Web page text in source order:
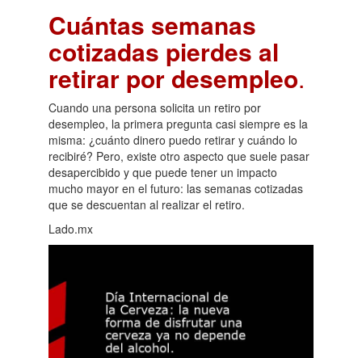
Cuántas semanas
cotizadas pierdes al
retirar por desempleo.
Cuando una persona solicita un retiro por
desempleo, la primera pregunta casi siempre es la
misma: ¿cuánto dinero puedo retirar y cuándo lo
recibiré? Pero, existe otro aspecto que suele pasar
desapercibido y que puede tener un impacto
mucho mayor en el futuro: las semanas cotizadas
que se descuentan al realizar el retiro.
Lado.mx